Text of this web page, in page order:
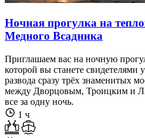
Ночная прогулка на
Медного Всадника
Приглашаем вас на ночную
которой вы станете
развода сразу трёх знаменитых
между Дворцовым, Троицким и
все за одну ночь.
1 ч